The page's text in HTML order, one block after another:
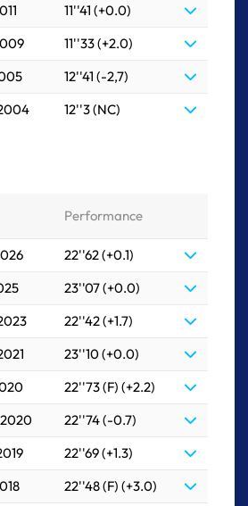
11''41 (+0.0)
11''33 (+2.0)
12''41 (-2,7)
12''3 (NC)
Performance
22''62 (+0.1)
23''07 (+0.0)
22''42 (+1.7)
23''10 (+0.0)
22''73 (F) (+2.2)
2020
22''74 (-0.7)
22''69 (+1.3)
22''48 (F) (+3.0)